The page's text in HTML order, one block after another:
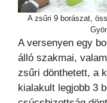
A zsűri 9 borászat,
A versenyen egy
álló szakmai,
zsűri dönthetett, a
kialakult legjobb 3